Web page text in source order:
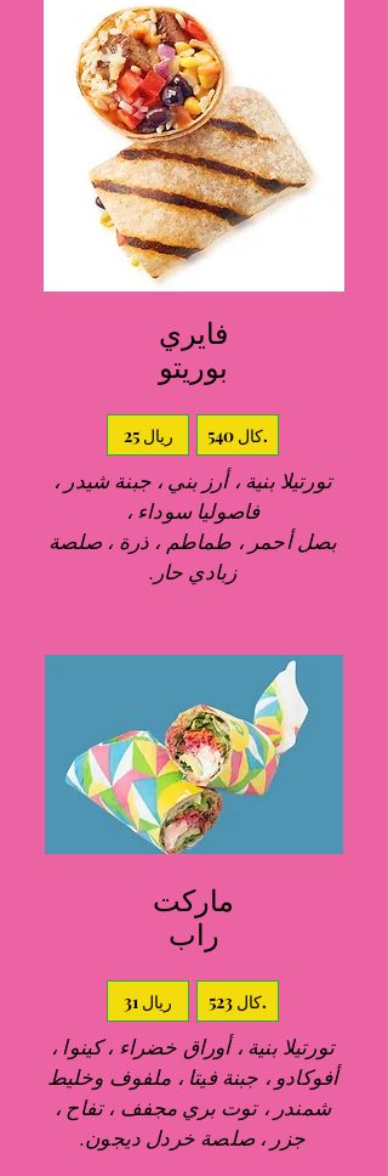
فايري
بوريتو
25 ريال 540 كال.
تورتيلا بنية ، أرز بني ، جبنة شيدر ،
فاصوليا سوداء ،
بصل أحمر ، طماطم ، ذرة ، صلصة
زبادي حار.
ماركت
راب
31 ريال 523 كال.
تورتيلا بنية ، أوراق خضراء ، كينوا ،
أفوكادو ، جبنة فيتا ، ملفوف وخليط
شمندر ، توت بري مجفف ، تفاح ،
جزر ، صلصة خردل ديجون.